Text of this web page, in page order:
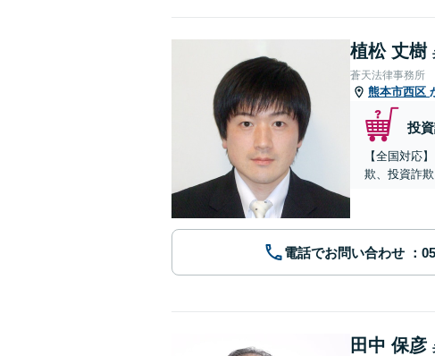
植松 丈樹
蒼天法律事務所
熊本市西区
投
【全国対応
欺、投資詐
電話でお問い合わせ
田中 保彦